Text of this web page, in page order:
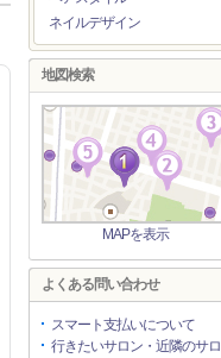
ネイルデザイン
地図検索
MAPを表示
よくある問い合わせ
スマート支払いについて
行きたいサロン・近隣のサロ